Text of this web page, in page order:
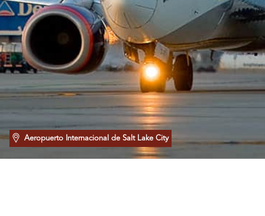
Aeropuerto Internacional de Salt Lake City